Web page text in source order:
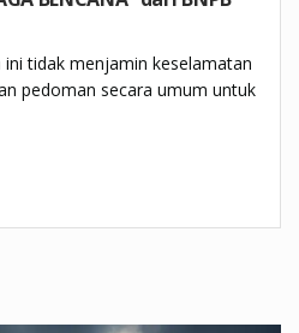
ini tidak menjamin keselamatan
pedoman secara umum untuk